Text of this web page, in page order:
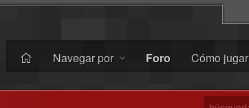
Navegar por Foro Cómo jugar